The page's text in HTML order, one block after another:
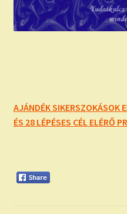
AJÁNDÉK SIKERSZOKÁSOK
ÉS 28 LÉPÉSES CÉL ELÉRŐ